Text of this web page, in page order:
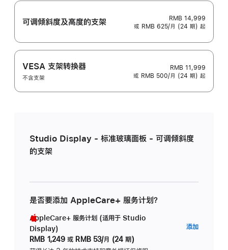
可调倾斜度及高‍度的支‍架
RMB 14,999
或 RMB 625/月 (24 期) 起
VESA 支架转换器
不含支架
RMB 11,999
或 RMB 500/月 (24 期) 起
Studio Display - 标准玻璃面板 - 可调倾斜度
的支架
是否要添加 AppleCare+ 服务计划？
AppleCare+ 服务计划 (适用于 Studio
Display)
RMB 1,249 或 RMB 53/月 (24 期)
添加